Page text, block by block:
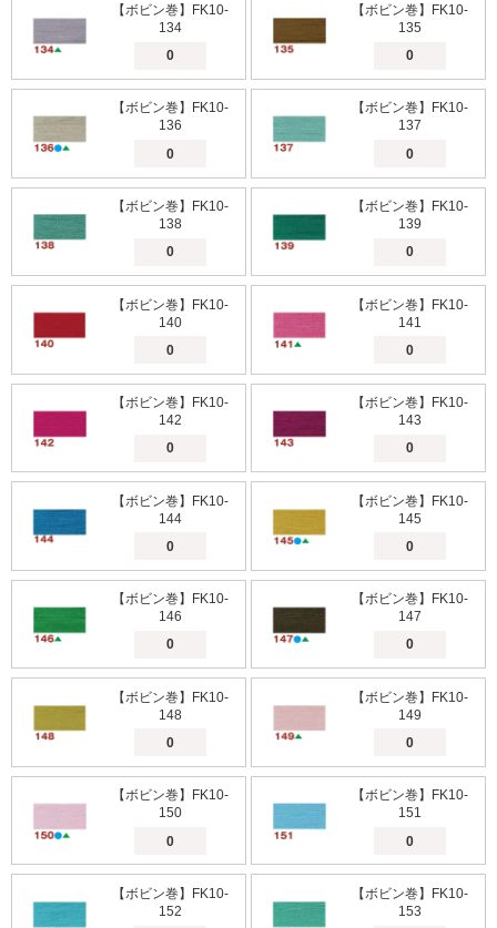
【ボビン巻】FK10-
134
【ボビン巻】FK10-
135
【ボビン巻】FK10-
136
【ボビン巻】FK10-
137
【ボビン巻】FK10-
138
【ボビン巻】FK10-
139
【ボビン巻】FK10-
140
【ボビン巻】FK10-
141
【ボビン巻】FK10-
142
【ボビン巻】FK10-
143
【ボビン巻】FK10-
144
【ボビン巻】FK10-
145
【ボビン巻】FK10-
146
【ボビン巻】FK10-
147
【ボビン巻】FK10-
148
【ボビン巻】FK10-
149
【ボビン巻】FK10-
150
【ボビン巻】FK10-
151
【ボビン巻】FK10-
152
【ボビン巻】FK10-
153